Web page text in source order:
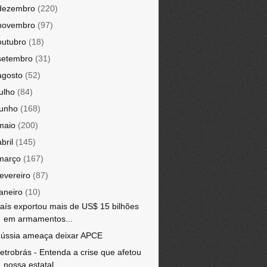
(220)
(97)
(18)
(31)
(52)
(84)
(168)
(200)
(145)
(167)
(87)
(10)
exportou mais de US$ 15 bilhões
em armamentos...
ameaça deixar APCE
- Entenda a crise que afetou
nossa estatal